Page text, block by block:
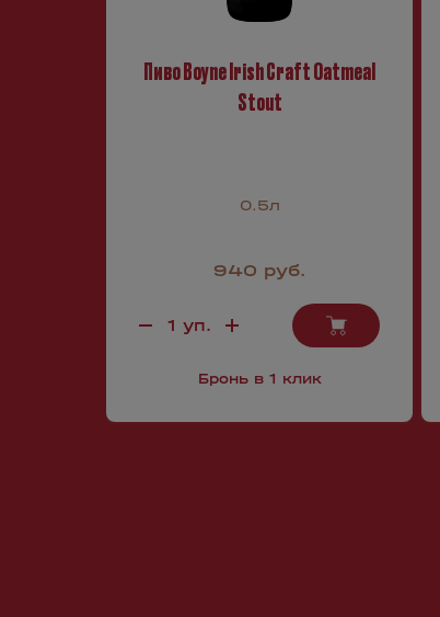
Пиво Boyne Irish Craft Oatmeal
Stout
0.5л
940 руб.
Бронь в 1 клик